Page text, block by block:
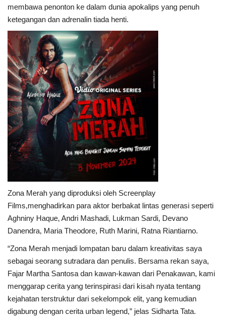
membawa penonton ke dalam dunia apokalips yang penuh
ketegangan dan adrenalin tiada henti.
Zona Merah yang diproduksi oleh Screenplay
Films,menghadirkan para aktor berbakat lintas generasi seperti
Aghniny Haque, Andri Mashadi, Lukman Sardi, Devano
Danendra, Maria Theodore, Ruth Marini, Ratna Riantiarno.
“Zona Merah menjadi lompatan baru dalam kreativitas saya
sebagai seorang sutradara dan penulis. Bersama rekan saya,
Fajar Martha Santosa dan kawan-kawan dari Penakawan, kami
menggarap cerita yang terinspirasi dari kisah nyata tentang
kejahatan terstruktur dari sekelompok elit, yang kemudian
digabung dengan cerita urban legend,” jelas Sidharta Tata.